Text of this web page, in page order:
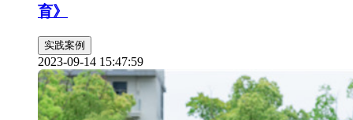
育》
实践案例
2023-09-14 15:47:59